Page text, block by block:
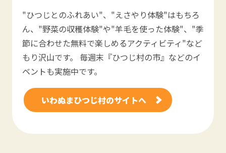
"ひつじとのふれあい"、"えさやり体験"はもちろ
ん、"野菜の収穫体験"や"羊毛を使った体験"、"季
節に合わせた無料で楽しめるアクティビティ"など
もり沢山です。 毎週末『ひつじ村の市』などのイ
ベントも実施中です。
いわぬまひつじ村のサイトへ